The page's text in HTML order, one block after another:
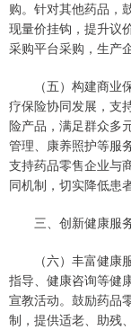
购。针对其他药品，
现量价挂钩，提升议
采购平台采购，生产
（五）构建商业保
疗保险协同发展，支
险产品，满足群众多
管理、康养照护等服
支持药品零售企业与
同机制，切实降低患
三、创新健康服
（六）丰富健康服
指导、健康咨询等健
宣教活动。鼓励药品
制，提供适老、助残